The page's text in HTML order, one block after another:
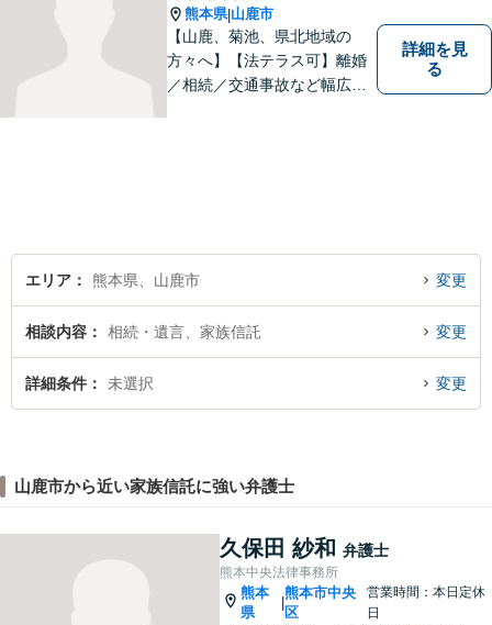
熊本県|山鹿市
【山鹿、菊池、県北地域の
方々へ】【法テラス可】離婚
／相続／交通事故など幅広く
詳細を見
る
エリア 熊本県、山鹿市 変更
相談内容 相続・遺言、家族信託 変更
詳細条件 未選択 変更
山鹿市から近い家族信託に強い弁護士
久保田 紗和 弁護士
熊本中央法律事務所
熊本
県
|
熊本市中央
区
営業時間：本日定休
日